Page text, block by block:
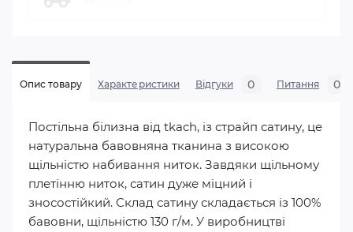
Опис товару Характеристики Відгуки 0 Питання 0
Постільна білизна від tkach, із страйп сатину, це
натуральна бавовняна тканина з високою
щільністю набивання ниток. Завдяки щільному
плетінню ниток, сатин дуже міцний і
зносостійкий. Склад сатину складається із 100%
бавовни, щільністю 130 г/м. У виробництві